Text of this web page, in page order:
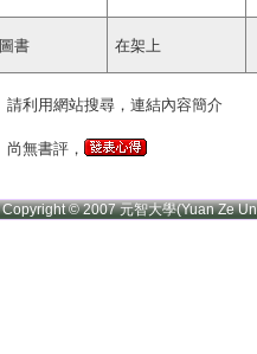
圖書 在架上
請利用網站搜尋，連結內容簡介
尚無書評，
Copyright © 2007 元智大學(Yuan Ze